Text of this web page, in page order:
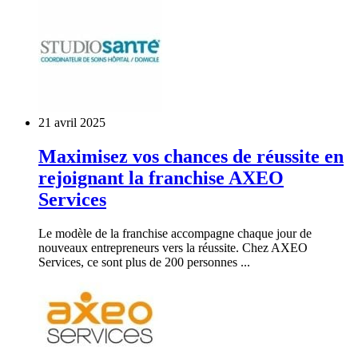
21 avril 2025
Maximisez vos chances de réussite en
rejoignant la franchise AXEO
Services
Le modèle de la franchise accompagne chaque jour de
nouveaux entrepreneurs vers la réussite. Chez AXEO
Services, ce sont plus de 200 personnes ...